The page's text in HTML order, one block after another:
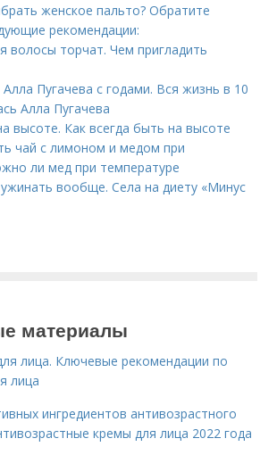
женское пальто? Обратите
рекомендации:
волосы торчат. Чем пригладить
Пугачева с годами. Вся жизнь в 10
Алла Пугачева
высоте. Как всегда быть на высоте
чай с лимоном и медом при
ли мед при температуре
вообще. Села на диету «Минус
материалы
лица. Ключевые рекомендации по
лица
ингредиентов антивозрастного
кремы для лица 2022 года